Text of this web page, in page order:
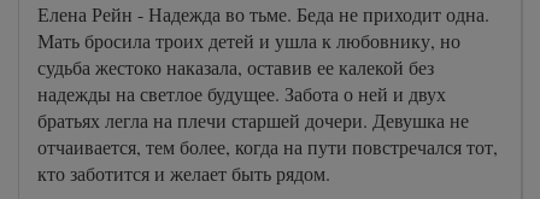
Елена Рейн - Надежда во тьме. Беда не приходит одна.
Мать бросила троих детей и ушла к любовнику, но
судьба жестоко наказала, оставив ее калекой без
надежды на светлое будущее. Забота о ней и двух
братьях легла на плечи старшей дочери. Девушка не
отчаивается, тем более, когда на пути повстречался тот,
кто заботится и желает быть рядом.